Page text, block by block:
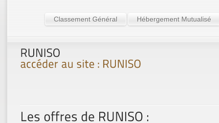
Classement Général Hébergement Mutualisé